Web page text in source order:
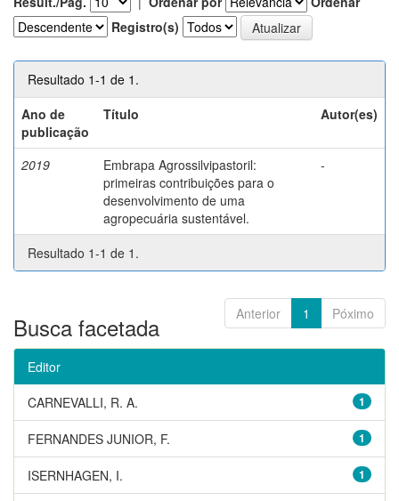
Registro(s)
Resultado 1-1 de 1.
Ano de
publicação
Título Autor(es)
2019
Embrapa Agrossilvipastoril:
primeiras contribuições para o
desenvolvimento de uma
agropecuária sustentável.
-
Resultado 1-1 de 1.
Anterior 1 Póximo
Busca facetada
Editor
1
CARNEVALLI, R. A.
1
FERNANDES JUNIOR, F.
1
ISERNHAGEN, I.